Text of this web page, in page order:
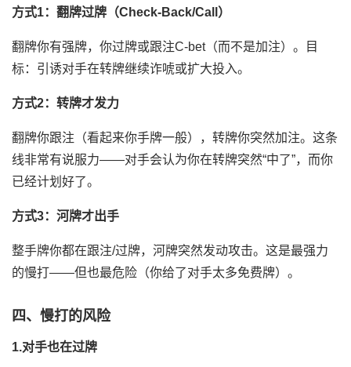
方式1：翻牌过牌（Check-Back/Call）
翻牌你有强牌，你过牌或跟注C-bet（而不是加注）。目
标：引诱对手在转牌继续诈唬或扩大投入。
方式2：转牌才发力
翻牌你跟注（看起来你手牌一般），转牌你突然加注。这条
线非常有说服力——对手会认为你在转牌突然“中了”，而你
已经计划好了。
方式3：河牌才出手
整手牌你都在跟注/过牌，河牌突然发动攻击。这是最强力
的慢打——但也最危险（你给了对手太多免费牌）。
四、慢打的风险
1.对手也在过牌